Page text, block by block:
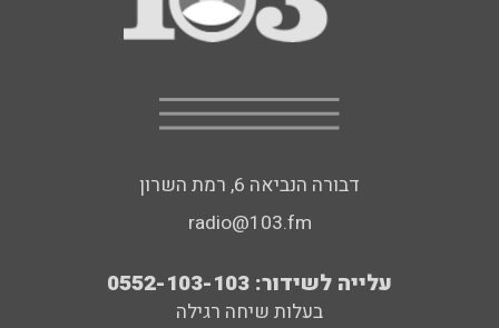
דבורה הנביאה 6, רמת השרון
radio@103.fm
עלייה לשידור: 0552-103-103
בעלות שיחה רגילה